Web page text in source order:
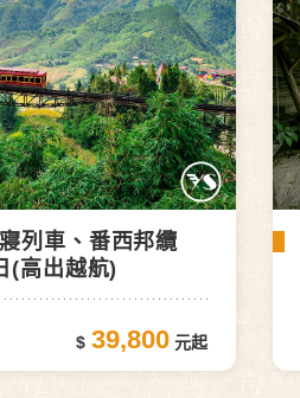
列⾞、番西邦纜
(高出越航)
39,800